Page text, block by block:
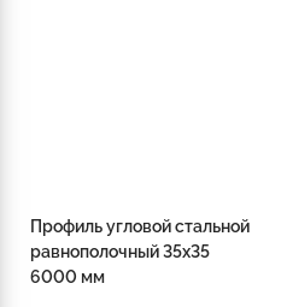
Профиль угловой стальной
равнополочный 35х35
6000 мм